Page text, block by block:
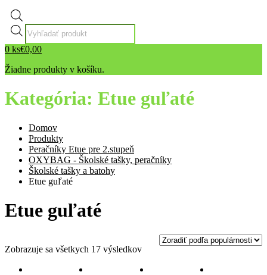
Products
search
0 ks€0,00
Žiadne produkty v košíku.
Kategória: Etue guľaté
Domov
Produkty
Peračníky Etue pre 2.stupeň
OXYBAG - Školské tašky, peračníky
Školské tašky a batohy
Etue guľaté
Etue guľaté
Zobrazuje sa všetkych 17 výsledkov